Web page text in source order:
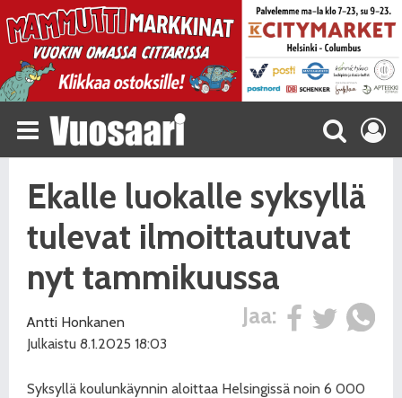
Ekalle luokalle syksyllä
tulevat ilmoittautuvat
nyt tammikuussa
Jaa:
Antti Honkanen
Julkaistu 8.1.2025 18:03
Syksyllä koulunkäynnin aloittaa Helsingissä noin 6 000